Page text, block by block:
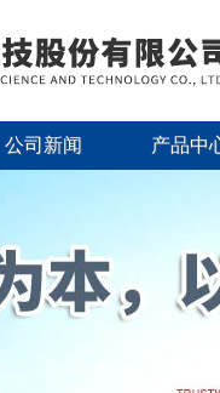
公司新闻 产品中